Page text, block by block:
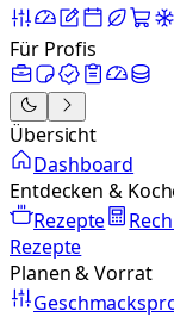
Für Profis
Übersicht
Dashboard
Entdecken &
Rezepte
Rezepte
Planen & Vorrat